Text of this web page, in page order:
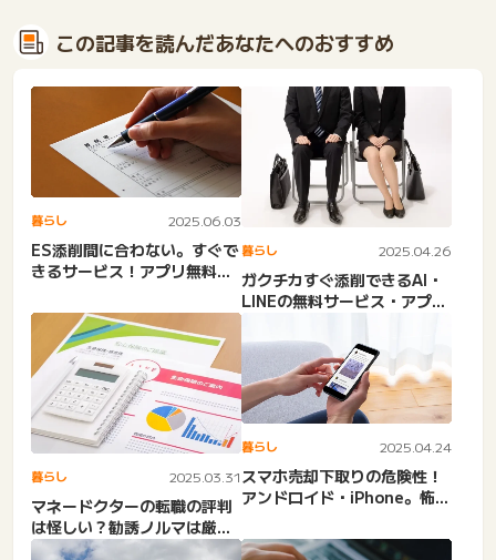
この記事を読んだあなたへのおすすめ
暮らし 2025.06.03
ES添削間に合わない。すぐで
きるサービス！アプリ無料・
暮らし 2025.04.26
ガクチカすぐ添削できるAI・
LINEの無料サービス・アプ
暮らし 2025.03.31
マネードクターの転職の評判
は怪しい？勧誘ノルマは厳し
い？なぜ無料？年収も
暮らし 2025.04.24
スマホ売却下取りの危険性！
アンドロイド・iPhone。怖